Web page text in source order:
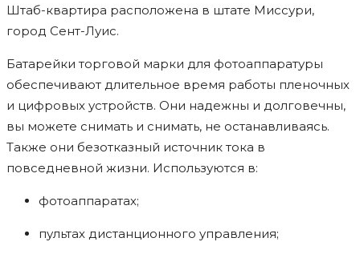
Штаб-квартира расположена в штате Миссури,
город Сент-Луис.
Батарейки торговой марки для фотоаппаратуры
обеспечивают длительное время работы пленочных
и цифровых устройств. Они надежны и долговечны,
вы можете снимать и снимать, не останавливаясь.
Также они безотказный источник тока в
повседневной жизни. Используются в:
фотоаппаратах;
пультах дистанционного управления;